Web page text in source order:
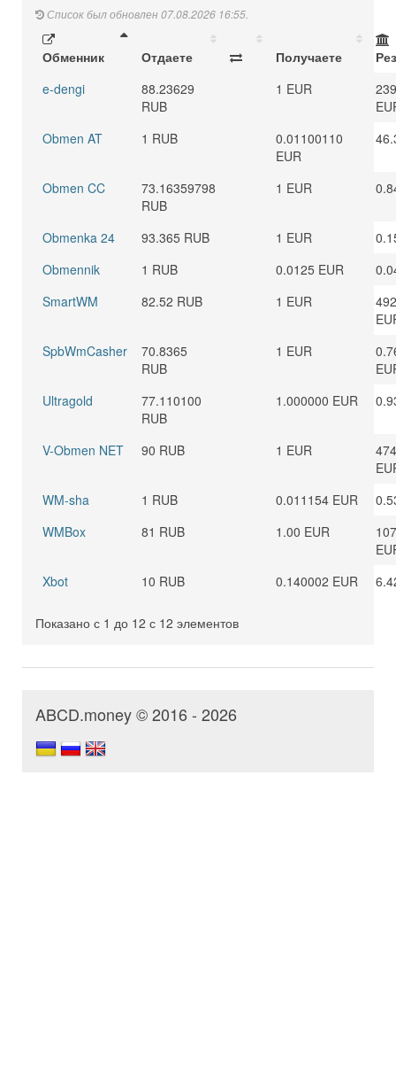
Список был обновлен 07.08.2026 16:55.
Обменник Отдаете Получаете
e-dengi
88.23629
RUB
1 EUR
Obmen AT
1 RUB
0.01100110
EUR
Obmen CC
73.16359798
RUB
1 EUR
Obmenka 24 93.365 RUB 1 EUR
Obmennik
1 RUB 0.0125 EUR
SmartWM
82.52 RUB 1 EUR
SpbWmCasher
70.8365
RUB
1 EUR
Ultragold
77.110100
RUB
1.000000 EUR
V-Obmen NET 90 RUB 1 EUR
WM-sha
1 RUB 0.011154 EUR
WMBox
81 RUB 1.00 EUR
Xbot
10 RUB 0.140002 EUR
Показано с 1 до 12 с 12 элементов
ABCD.money © 2016 - 2026